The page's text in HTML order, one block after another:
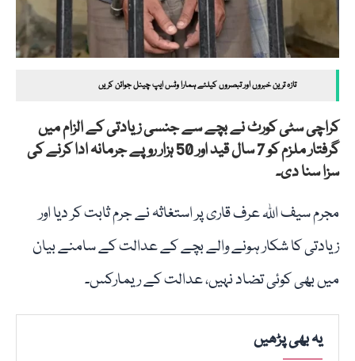
تازہ ترین خبروں اور تبصروں کیلئے ہمارا وٹس ایپ چینل جوائن کریں
کراچی سٹی کورٹ نے بچے سے جنسی زیادتی کے الزام میں
گرفتار ملزم کو 7 سال قید اور 50 ہزار روپے جرمانہ ادا کرنے کی
سزا سنا دی۔
مجرم سیف اللہ عرف قاری پر استغاثہ نے جرم ثابت کر دیا اور
زیادتی کا شکار ہونے والے بچے کے عدالت کے سامنے بیان
میں بھی کوئی تضاد نہیں، عدالت کے ریمارکس۔
یہ بھی پڑھیں